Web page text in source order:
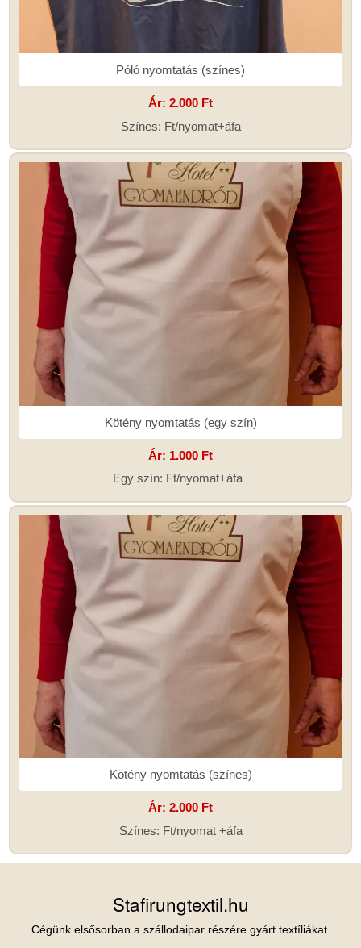
Póló nyomtatás (színes)
Ár: 2.000 Ft
Színes: Ft/nyomat+áfa
Kötény nyomtatás (egy szín)
Ár: 1.000 Ft
Egy szín: Ft/nyomat+áfa
Kötény nyomtatás (színes)
Ár: 2.000 Ft
Színes: Ft/nyomat +áfa
Stafirungtextil.hu
Cégünk elsősorban a szállodaipar részére gyárt textíliákat.